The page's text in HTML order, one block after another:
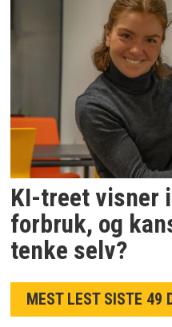
KI-treet visner
forbruk, og
tenke selv?
MEST LEST SISTE 49